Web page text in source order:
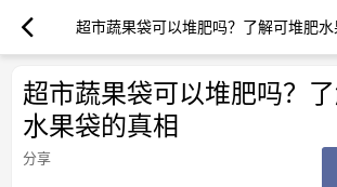
超市蔬果袋可以堆肥吗？了解可堆肥
超市蔬果袋可以堆肥吗？
水果袋的真相
分享